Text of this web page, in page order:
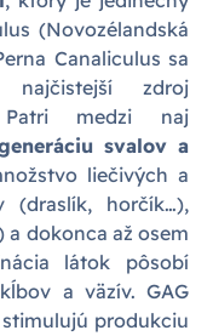
(Novozélandská
Canaliculus sa
zdroj
Patri medzi naj
svalov a
liečivých a
(draslík, horčík…),
a dokonca až osem
látok pôsobí
a väzív. GAG
produkciu